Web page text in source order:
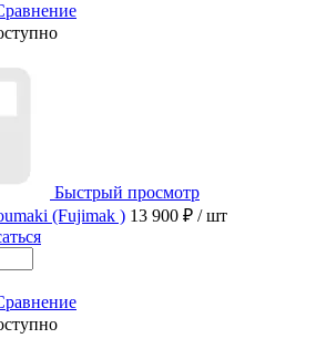
Быстрый просмотр
(Fujimak ) 13 900 ₽ / шт